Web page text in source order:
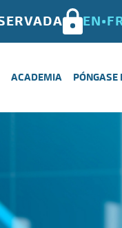
EN
ACADEMIA PÓNGASE